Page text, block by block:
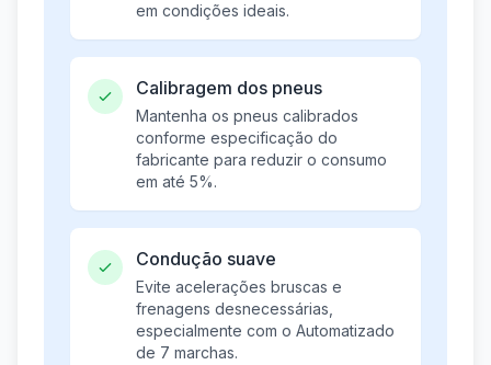
em condições ideais.
Calibragem dos pneus
Mantenha os pneus calibrados
conforme especificação do
fabricante para reduzir o consumo
em até 5%.
Condução suave
Evite acelerações bruscas e
frenagens desnecessárias,
especialmente com o Automatizado
de 7 marchas.